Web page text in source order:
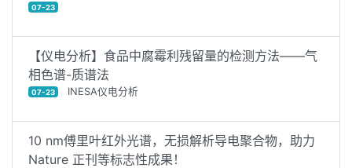
07-23
【仪电分析】食品中腐霉利残留量的检测方法——气
相色谱-质谱法
07-23 INESA仪电分析
10 nm傅里叶红外光谱，无损解析导电聚合物，助力
Nature 正刊等标志性成果！